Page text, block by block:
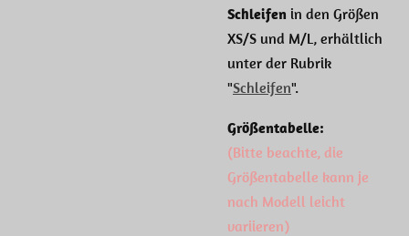
Schleifen in den Größen
XS/S und M/L, erhältlich
unter der Rubrik
"Schleifen".
Größentabelle:
(Bitte beachte, die
Größentabelle kann je
nach Modell leicht
variieren)